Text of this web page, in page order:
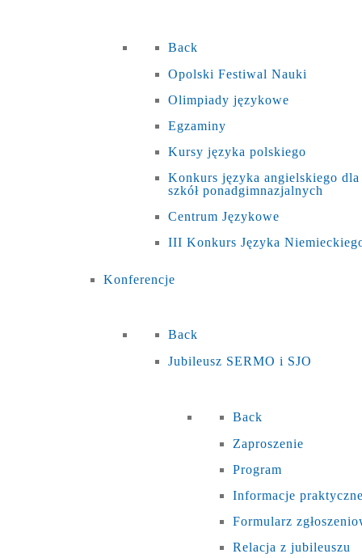
Back
Opolski Festiwal Nauki
Olimpiady językowe
Egzaminy
Kursy języka polskiego
Konkurs języka angielskiego dla
szkół ponadgimnazjalnych
Centrum Językowe
III Konkurs Języka
Konferencje
Back
Jubileusz SERMO i SJO
Back
Zaproszenie
Program
Informacje
Formularz
Relacja z jubileuszu